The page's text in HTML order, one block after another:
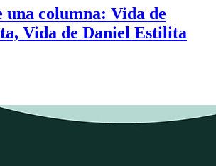
una columna: Vida de
Vida de Daniel Estilita